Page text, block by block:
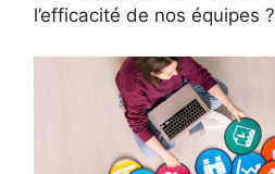
l’efficacité de nos équipes ?